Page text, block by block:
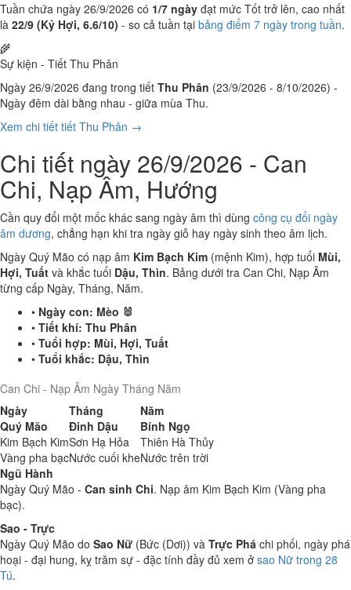
Tuần chứa ngày 26/9/2026 có 1/7 ngày đạt mức Tốt trở lên, cao nhất
là 22/9 (Kỷ Hợi, 6.6/10) - so cả tuần tại bảng điểm 7 ngày trong tuần.
🌾
Sự kiện - Tiết Thu Phân
Ngày 26/9/2026 đang trong tiết Thu Phân (23/9/2026 - 8/10/2026) -
Ngày đêm dài bằng nhau - giữa mùa Thu.
Xem chi tiết tiết Thu Phân →
Chi tiết ngày 26/9/2026 - Can
Chi, Nạp Âm, Hướng
Cần quy đổi một mốc khác sang ngày âm thì dùng công cụ đổi ngày
âm dương, chẳng hạn khi tra ngày giỗ hay ngày sinh theo âm lịch.
Ngày Quý Mão có nạp âm Kim Bạch Kim (mệnh Kim), hợp tuổi Mùi,
Hợi, Tuất và khắc tuổi Dậu, Thìn. Bảng dưới tra Can Chi, Nạp Âm
từng cấp Ngày, Tháng, Năm.
• Ngày con: Mèo 🐰
• Tiết khí: Thu Phân
• Tuổi hợp: Mùi, Hợi, Tuất
• Tuổi khắc: Dậu, Thìn
Can Chi - Nạp Âm Ngày Tháng Năm
Ngày
Tháng
Năm
Quý Mão
Đinh Dậu
Bính Ngọ
Kim Bạch KimSơn Hạ Hỏa
Thiên Hà Thủy
Vàng pha bạcNước cuối kheNước trên trời
Ngũ Hành
Ngày Quý Mão - Can sinh Chi. Nạp âm Kim Bạch Kim (Vàng pha
bạc).
Sao - Trực
Ngày Quý Mão do Sao Nữ (Bức (Dơi)) và Trực Phá chi phối, ngày phá
hoại - đại hung, kỵ trăm sự - đặc tính đầy đủ xem ở sao Nữ trong 28
Tú.